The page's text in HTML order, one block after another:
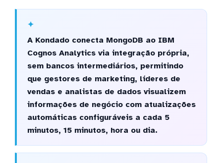
A Kondado conecta MongoDB ao IBM
Cognos Analytics via integração própria,
sem bancos intermediários, permitindo
que gestores de marketing, líderes de
vendas e analistas de dados visualizem
informações de negócio com atualizações
automáticas configuráveis a cada 5
minutos, 15 minutos, hora ou dia.